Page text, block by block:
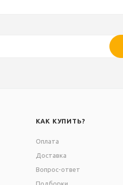
КАК КУПИТЬ?
Оплата
Доставка
Вопрос-ответ
Подборки